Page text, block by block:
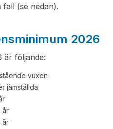
fall (se nedan).
2026
är följande:
vuxen
jämställda
år
år